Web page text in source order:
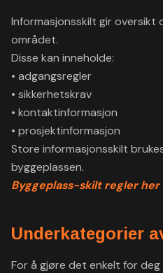
Informasjonsskilt gir oversikt
området.
Disse kan inneholde:
• adgangsregler
• sikkerhetskrav
• kontaktinformasjon
• prosjektinformasjon
Store informasjonsskilt
byggeplassen.
Byggeplass-skilt regler her
Underkategorier
For å gjøre det enkelt for